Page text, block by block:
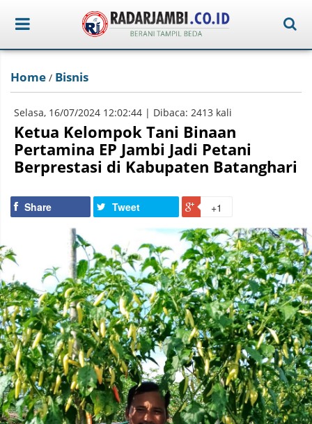
Home / Bisnis
Selasa, 16/07/2024 12:02:44 | Dibaca: 2413 kali
Ketua Kelompok Tani Binaan
Pertamina EP Jambi Jadi Petani
Berprestasi di Kabupaten Batanghari
Share Tweet +1